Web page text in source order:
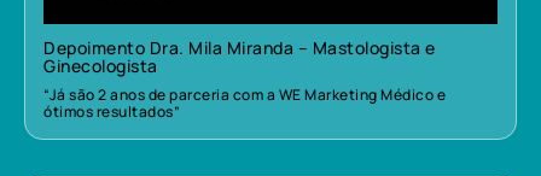
Depoimento Dra. Mila Miranda – Mastologista e
Ginecologista
“Já são 2 anos de parceria com a WE Marketing Médico e
ótimos resultados”